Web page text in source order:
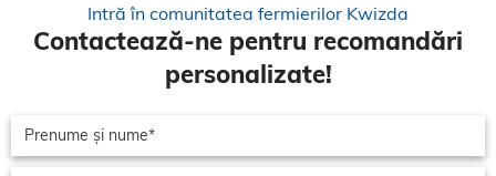
Intră în comunitatea fermierilor Kwizda
Contactează-ne pentru recomandări
personalizate!